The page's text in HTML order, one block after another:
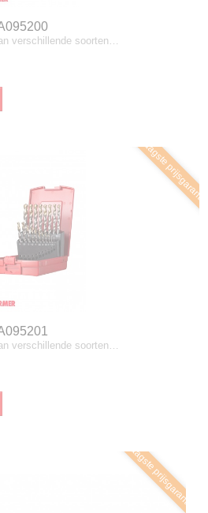
verschillende soorten…
Laagste
verschillende soorten…
Laagste prijsgarantie